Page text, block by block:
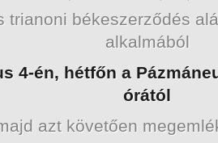
trianoni békeszerződés
alkalmából
4-én, hétfőn a
órától
azt követően